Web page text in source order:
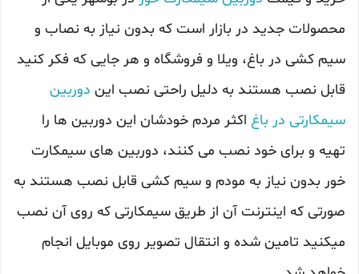
محصولات جدید در بازار است که بدون نیاز به نصاب و
سیم کشی در باغ، ویلا و فروشگاه و هر جایی که فکر کنید
قابل نصب هستند به دلیل راحتی نصب این دوربین
سیمکارتی در باغ اکثر مردم خودشان این دوربین ها را
تهیه و برای خود نصب می کنند، دوربین های سیمکارت
خور بدون نیاز به مودم و سیم کشی قابل نصب هستند به
صورتی که اینترنت آن از طریق سیمکارتی که روی آن نصب
میکنید تامین شده و انتقال تصویر روی موبایل انجام